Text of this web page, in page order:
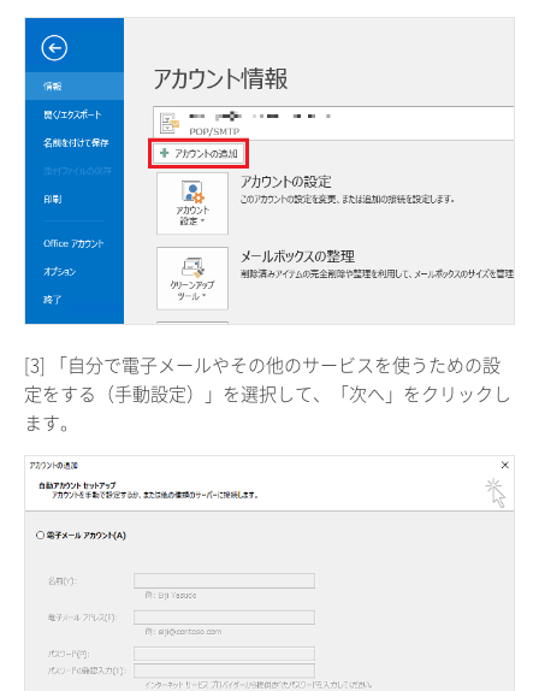
[3] 「自分で電子メールやその他のサービスを使うための設
定をする（手動設定）」を選択して、「次へ」をクリックし
ます。